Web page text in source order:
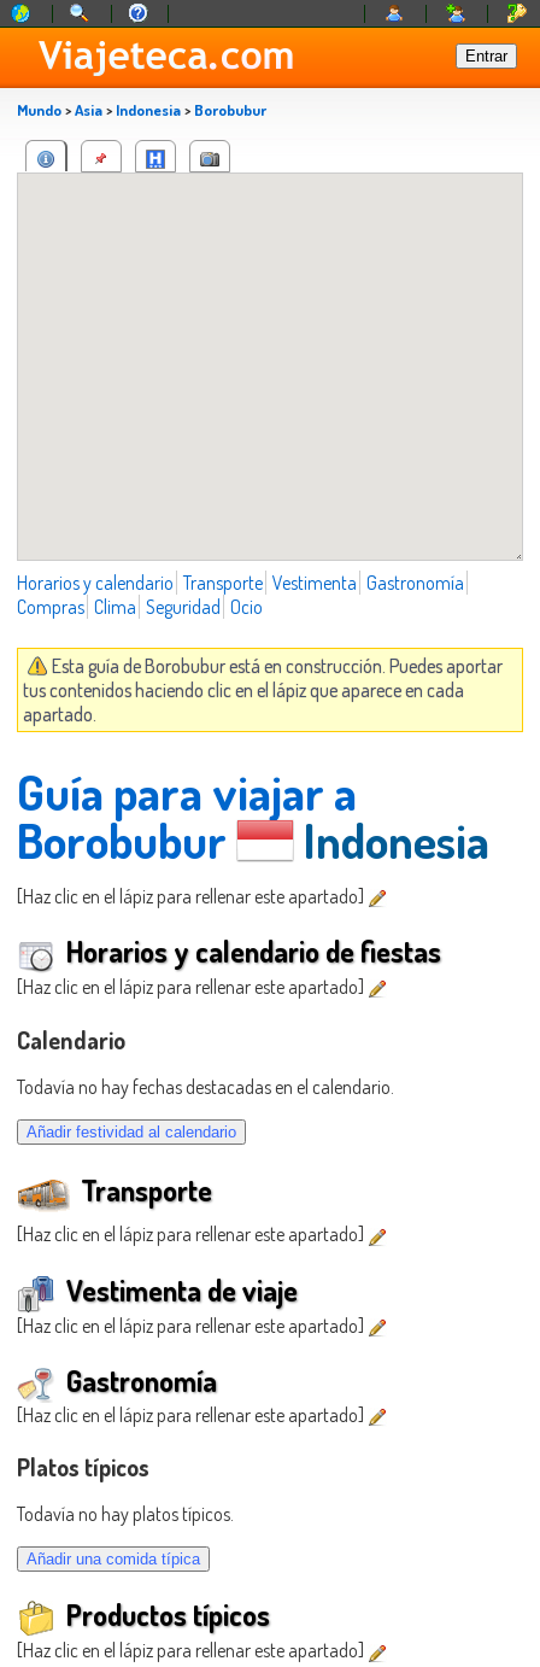
Mundo>Asia> Indonesia> Borobubur
Horarios y calendario Transporte Vestimenta Gastronomía
Compras Clima Seguridad Ocio
Esta guía de Borobubur está en construcción. Puedes aportar
tus contenidos haciendo clic en el lápiz que aparece en cada
apartado.
Guía para viajar a
Borobubur
Indonesia
[Haz clic en el lápiz para rellenar este apartado]
Horarios y calendario de fiestas
[Haz clic en el lápiz para rellenar este apartado]
Calendario
Todavía no hay fechas destacadas en el calendario.
Transporte
[Haz clic en el lápiz para rellenar este apartado]
Vestimenta de viaje
[Haz clic en el lápiz para rellenar este apartado]
Gastronomía
[Haz clic en el lápiz para rellenar este apartado]
Platos típicos
Todavía no hay platos típicos.
Productos típicos
[Haz clic en el lápiz para rellenar este apartado]